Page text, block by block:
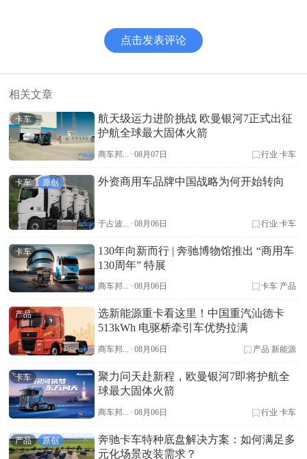
点击发表评论
相关文章
卡车
航天级运力进阶挑战 欧曼银河7正式出征
护航全球最大固体火箭
商车邦... · 08月07日 行业 卡车
卡车 原创 外资商用车品牌中国战略为何开始转向
于占波... · 08月06日 行业 卡车
卡车
130年向新而行 | 奔驰博物馆推出 “商用车
130周年” 特展
商车邦... · 08月06日 卡车 产品
产品
选新能源重卡看这里！中国重汽汕德卡
513kWh 电驱桥牵引车优势拉满
商车邦... · 08月06日 产品 新能源
卡车
聚力问天赴新程，欧曼银河7即将护航全
球最大固体火箭
商车邦... · 08月06日 行业 卡车
产品 原创
奔驰卡车特种底盘解决方案：如何满足多
元化场景改装需求？